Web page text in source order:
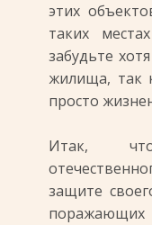
этих
таких
забудьте
жилища, так
просто
Итак,
защите